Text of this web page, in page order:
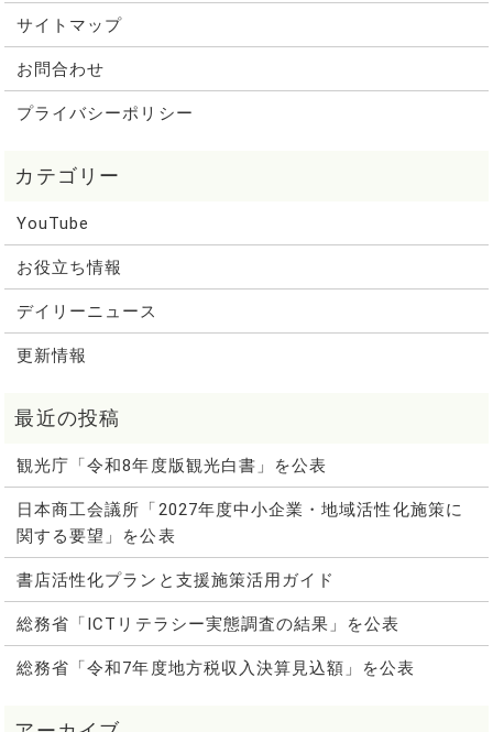
サイトマップ
お問合わせ
プライバシーポリシー
YouTube
お役立ち情報
デイリーニュース
更新情報
観光庁「令和8年度版観光白書」を公表
日本商工会議所「2027年度中小企業・地域活性化施策に
関する要望」を公表
書店活性化プランと支援施策活用ガイド
総務省「ICTリテラシー実態調査の結果」を公表
総務省「令和7年度地方税収入決算見込額」を公表